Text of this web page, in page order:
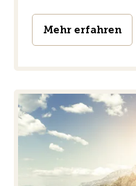
Mehr erfahren